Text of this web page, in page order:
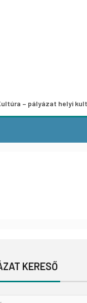
helyi kulturális
KERESŐ